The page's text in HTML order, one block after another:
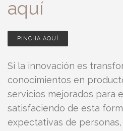
aquí
PINCHA AQUÍ
Si la innovación es
conocimientos en
servicios mejorados para
satisfaciendo de esta
expectativas de